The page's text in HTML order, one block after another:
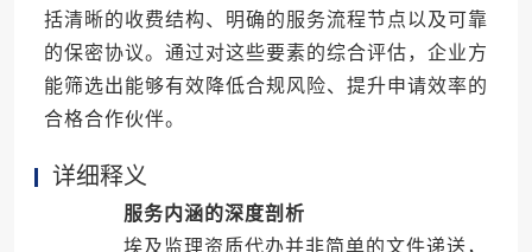
括清晰的收费结构、明确的服务流程节点以及可靠
的保密协议。通过对这些要素的综合评估，企业方
能筛选出能够有效降低合规风险、提升申请效率的
合格合作伙伴。
详细释义
服务内涵的深度剖析
埃及监理资质代办并非简单的文件递送，